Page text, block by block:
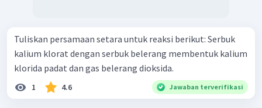
Tuliskan persamaan setara untuk reaksi berikut: Serbuk
kalium klorat dengan serbuk belerang membentuk kalium
klorida padat dan gas belerang dioksida.
1 4.6 Jawaban terverifikasi